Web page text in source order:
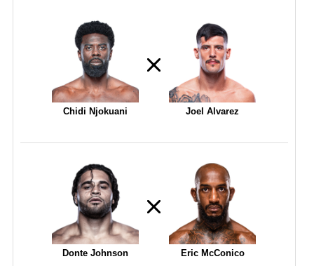
Chidi Njokuani Joel Alvarez
Donte Johnson Eric McConico